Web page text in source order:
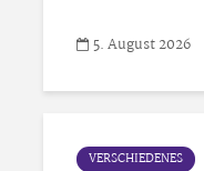
5. August 2026
VERSCHIEDENES